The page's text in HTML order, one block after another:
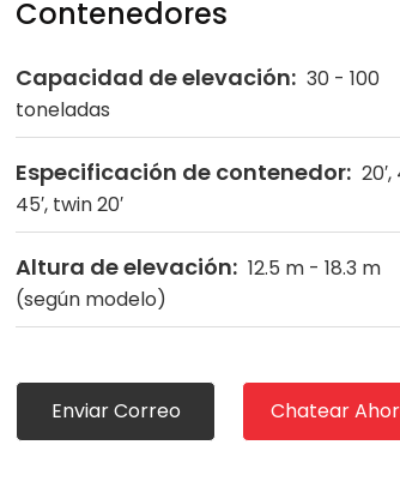
Contenedores
Capacidad de elevación: 30 - 100
toneladas
Especificación de contenedor: 20′,
45′, twin 20′
Altura de elevación: 12.5 m - 18.3 m
(según modelo)
Enviar Correo Chatear